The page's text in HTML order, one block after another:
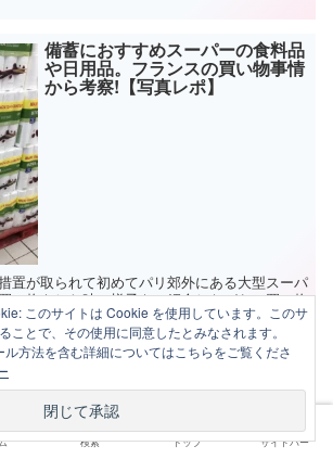
備蓄におすすめスーパーの食料品
や日用品。フランスの買い物事情
から考察!【写真レポ】
置が取られて初めてパリ郊外にある大型スーパ
い物をした時の様子をご紹介しながら、買い物
る事態に備えて、備蓄するなら何が優先か、ス
なりうるかを考えてみたいと思います。
外出禁止令はフランス語で？移動
制限のパリの様子【写真あり】
検索 トップ サイドバー
このサイトは Cookie を使用しています。このサ
ことで、その使用に同意したとみなされます。
方法を含む詳細についてはこちらをご覧くださ